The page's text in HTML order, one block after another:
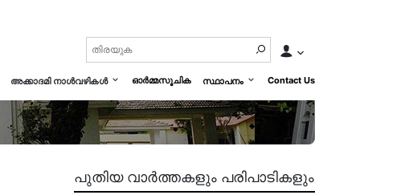
അക്കാദമി നാൾവഴികൾ ഓർമ്മസൂചിക സ്ഥാപനം Contact Us
പുതിയ വാർത്തകളും പരിപാടികളും